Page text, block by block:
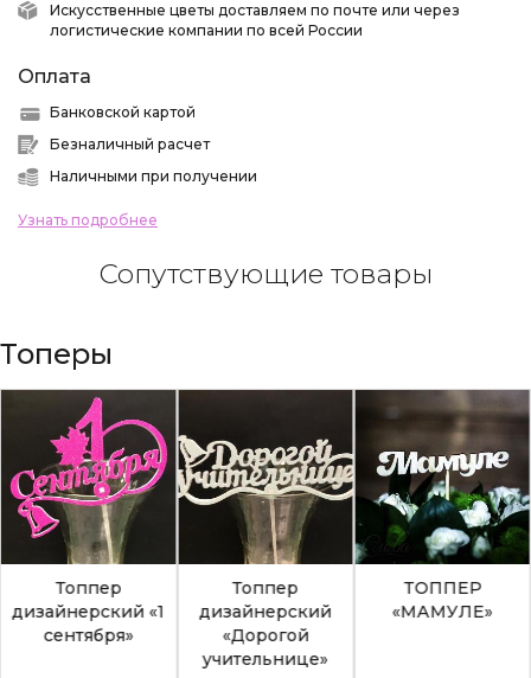
Искусственные цветы доставляем по почте или через
логистические компании по всей России
Оплата
Банковской картой
Безналичный расчет
Наличными при получении
Узнать подробнее
Сопутствующие товары
Топеры
Топпер
дизайнерский «1
сентября»
Топпер
дизайнерский
«Дорогой
учительнице»
ТОППЕР
«МАМУЛЕ»